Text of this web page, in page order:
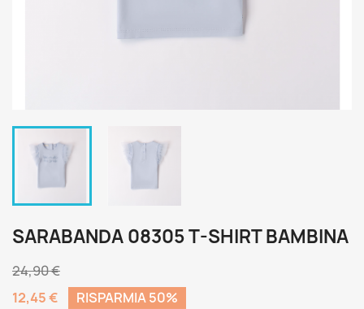
SARABANDA 08305 T-SHIRT BAMBINA
24,90 €
12,45 €
RISPARMIA 50%